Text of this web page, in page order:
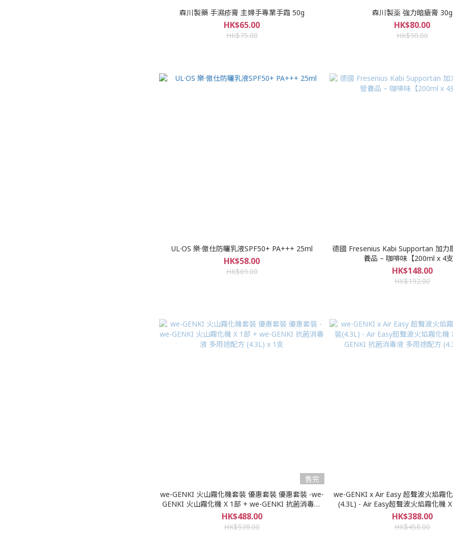
森川製藥 手濕疹膏 主婦手專業手霜 50g
HK$65.00
HK$75.00
森川製薬 強力暗瘡膏 30g
HK$80.00
HK$90.00
UL·OS 樂·傲仕防曬乳液SPF50+ PA+++ 25ml
HK$58.00
HK$69.00
德國 Fresenius Kabi Supportan 加力
養品 – 咖啡味【200ml x 4支
HK$148.00
HK$192.00
售完
we-GENKI 火山霧化機套裝 優惠套裝 優惠套裝 -we-
GENKI 火山霧化機 X 1部 + we-GENKI 抗菌消毒液
多用途配方 (4.3L) x 1支
HK$488.00
HK$538.00
we-GENKI x Air Easy 超聲波火焰霧
(4.3L) - Air Easy超聲波火焰霧化機 X 1部 + we-
GENKI 抗菌消毒液 多用途配方
HK$388.00
HK$458.00